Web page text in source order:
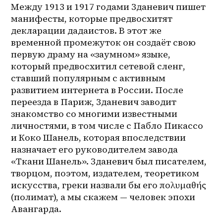
Между 1913 и 1917 годами Зданевич пишет
манифесты, которые предвосхитят
декларации дадаистов. В этот же
временной промежуток он создаёт свою
первую драму на «заумном» языке,
который предвосхитил сетевой сленг,
ставший популярным с активным
развитием интернета в России. После
переезда в Париж, Зданевич заводит
знакомство со многими известными
личностями, в том числе с Пабло Пикассо
и Коко Шанель, которая впоследствии
назначает его руководителем завода
«Ткани Шанель». Зданевич был писателем,
творцом, поэтом, издателем, теоретиком
искусства, греки назвали бы его πολυμαθής
(полимат), а мы скажем — человек эпохи
Авангарда.